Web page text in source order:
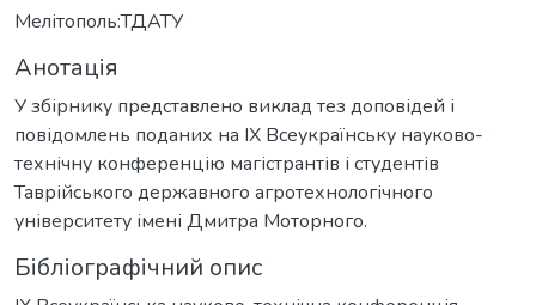
Мелітополь:ТДАТУ
Анотація
У збірнику представлено виклад тез доповідей і
повідомлень поданих на ІX Всеукраїнську науково-
технічну конференцію магістрантів і студентів
Таврійського державного агротехнологічного
університету імені Дмитра Моторного.
Бібліографічний опис